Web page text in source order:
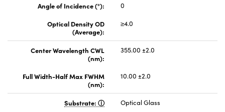
Angle of Incidence (°):
0
Optical Density OD
(Average):
≥4.0
Center Wavelength CWL
(nm):
355.00 ±2.0
Full Width-Half Max FWHM
(nm):
10.00 ±2.0
Substrate: Optical Glass